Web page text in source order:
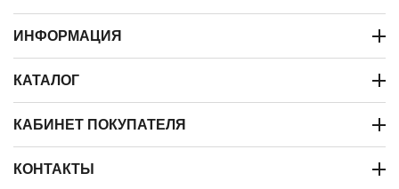
ИНФОРМАЦИЯ
КАТАЛОГ
КАБИНЕТ ПОКУПАТЕЛЯ
КОНТАКТЫ